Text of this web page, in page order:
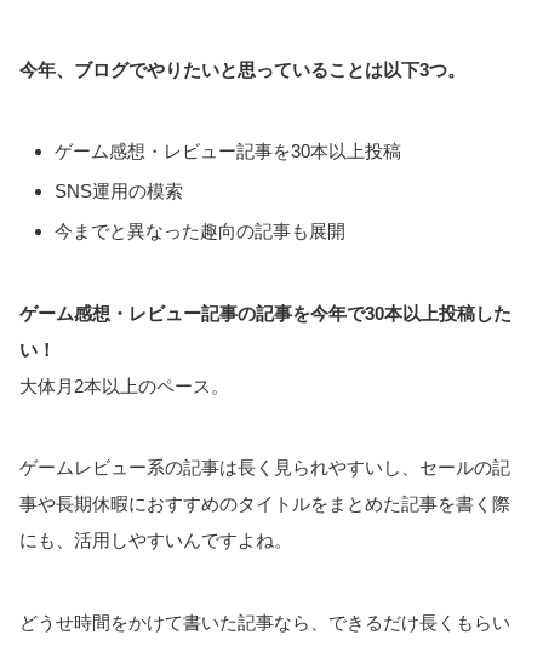
今年、ブログでやりたいと思っていることは以下3つ。
ゲーム感想・レビュー記事を30本以上投稿
SNS運用の模索
今までと異なった趣向の記事も展開
ゲーム感想・レビュー記事の記事を今年で30本以上投稿した
い！
大体月2本以上のペース。
ゲームレビュー系の記事は長く見られやすいし、セールの記
事や長期休暇におすすめのタイトルをまとめた記事を書く際
にも、活用しやすいんですよね。
どうせ時間をかけて書いた記事なら、できるだけ長くもらい